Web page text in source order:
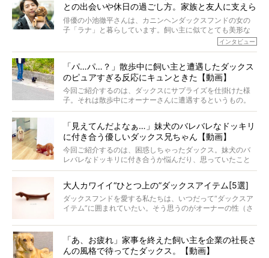
育てられ、18歳になるまで定期検査すらしたことがなかっ
たというココアくん。果たしてその長生きの秘訣とは。
との出会いや休日の過ごし方。家族と友人に支えら
れてー
俳優の小池徹平さんは、カニンヘンダックスフンドの女の
子「ラナ」と暮らしています。飼い主に似てとても美形な
ラナは、現在８才。小池さんのインスタグラムでは、ラナ
と顔を寄せ合う写真も投稿されていて、ファンからは「ラ
ケメンから愛されているラナは、去年の誕生日に小池さん
からプレゼントしてもらったハーネスをつけて撮影に参加
してくれました。
インタビュー
「パ…パ…？」散歩中に飼い主と遭遇したダックス
のピュアすぎる反応にキュンときた【動画】
今回ご紹介するのは、ダックスにサプライズを仕掛けた様
子。それは散歩中にオーナーさんに遭遇するというもの。
戸惑って歩きを止めたり、すぐに気付いて追いかけたり、
「見えてんだよなぁ…」妹犬のバレバレなドッキリ
に付き合う優しいダックス兄ちゃん【動画】
今回ご紹介するのは、困惑しちゃったダックス。妹犬のバ
レバレなドッキリに付き合うか悩んだり、思っていたこと
と違う事態に陥ったり。そんなお悩み全開なダックスの様
大人カワイイ“ひとつ上の”ダックスアイテム[5選]
ダックスフンドを愛する私たちは、いつだって“ダックスア
イテム”に囲まれていたい。そう思うのがオーナーの性（さ
ムをご紹介。
「あ、お疲れ」家事を終えた飼い主を企業の社長さ
んの風格で待ってたダックス。【動画】